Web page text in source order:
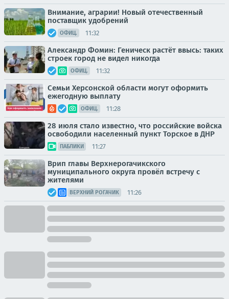
Внимание, аграрии! Новый отечественный
поставщик удобрений
ОФИЦ. 11:32
Александр Фомин: Геническ растёт ввысь: таких
строек город не видел никогда
ОФИЦ. 11:32
Семьи Херсонской области могут оформить
ежегодную выплату
ОФИЦ. 11:28
28 июля стало известно, что российские войска
освободили населенный пункт Торское в ДНР
ПАБЛИКИ 11:27
Врип главы Верхнерогачикского
муниципального округа провёл встречу с
жителями
ВЕРХНИЙ РОГАЧИК 11:26